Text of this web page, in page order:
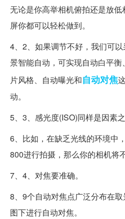
无论是你高举相机俯拍还是放
屏你都可以轻松做到。
4、2、如果调节不好，我们可
景智能自动，可实现自动白平
片风格、自动曝光和自动对焦
动。
5、3、感光度(ISO)同样是因素之
6、比如，在缺乏光线的环境中
800进行拍摄，那么你的相机将
7、4、对焦要准确。
8、9个自动对焦点广泛分布在
图下进行自动对焦。